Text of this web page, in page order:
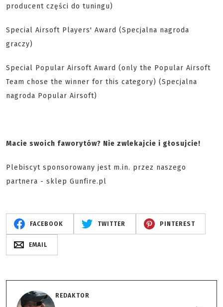
producent części do tuningu)
Special Airsoft Players' Award (Specjalna nagroda
graczy)
Special Popular Airsoft Award (only the Popular Airsoft
Team chose the winner for this category) (Specjalna
nagroda Popular Airsoft)
Macie swoich faworytów? Nie zwlekajcie i głosujcie!
Plebiscyt sponsorowany jest m.in. przez naszego
partnera - sklep Gunfire.pl
FACEBOOK TWITTER PINTEREST
EMAIL
REDAKTOR